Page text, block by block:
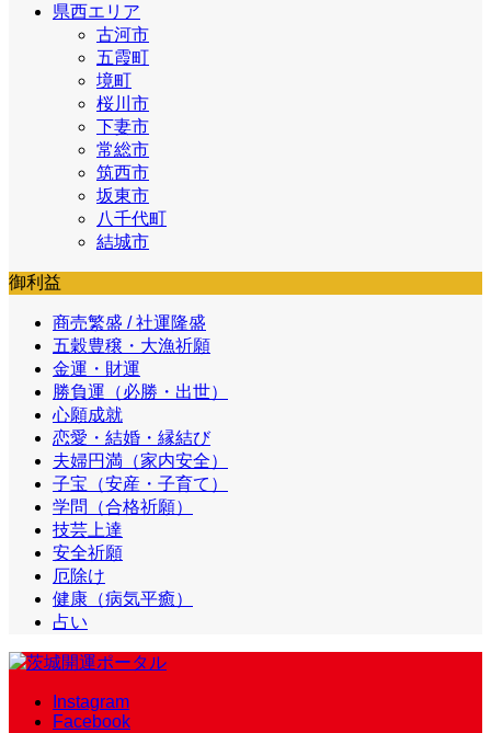
県西エリア
古河市
五霞町
境町
桜川市
下妻市
常総市
筑西市
坂東市
八千代町
結城市
御利益
商売繁盛 / 社運隆盛
五穀豊穣・大漁祈願
金運・財運
勝負運（必勝・出世）
心願成就
恋愛・結婚・縁結び
夫婦円満（家内安全）
子宝（安産・子育て）
学問（合格祈願）
技芸上達
安全祈願
厄除け
健康（病気平癒）
占い
Instagram
Facebook